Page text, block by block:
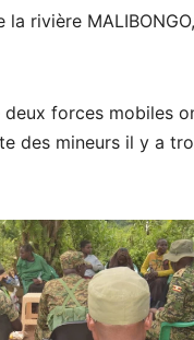
rivière
deux forces mobiles
des mineurs il y a